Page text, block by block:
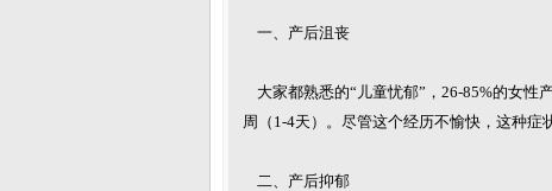
一、产后沮丧
大家都熟悉的“儿童忧郁”，26-85%的女性
周（1-4天）。尽管这个经历不愉快，这种症
二、产后抑郁